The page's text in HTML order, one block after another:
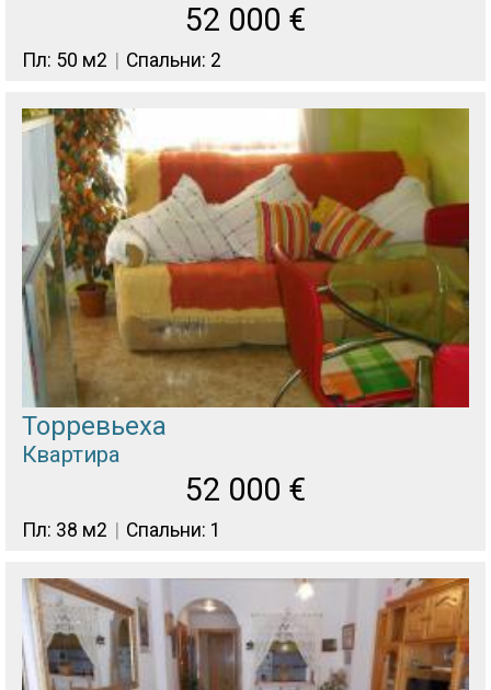
52 000 €
Пл: 50 м2 Спальни: 2
Торревьеха
Квартира
52 000 €
Пл: 38 м2 Спальни: 1